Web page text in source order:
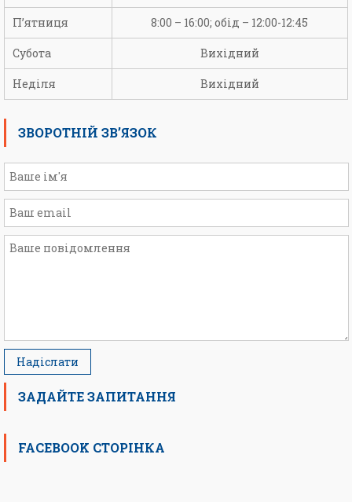
П’ятниця 8:00 – 16:00; обід – 12:00-12:45
Субота Вихідний
Неділя Вихідний
ЗВОРОТНІЙ ЗВ’ЯЗОК
ЗАДАЙТЕ ЗАПИТАННЯ
FACEBOOK СТОРІНКА